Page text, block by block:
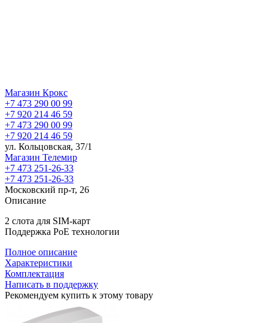
Магазин Крокс
+7 473 290 00 99
+7 920 214 46 59
+7 473 290 00 99
+7 920 214 46 59
ул. Кольцовская, 37/1
Магазин Телемир
+7 473 251-26-33
+7 473 251-26-33
Московский пр-т, 26
Описание
2 слота для SIM-карт
Поддержка PoE технологии
Полное описание
Характеристики
Комплектация
Написать в поддержку
Рекомендуем купить к этому товару